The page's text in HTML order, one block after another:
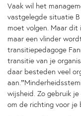
Vaak wil het
vastgelegde situatie
moet volgen. Maar dit
maar een vlinder
transitiepedagoge
transitie van je
daar besteden veel
wijsheid. Zo gebruik
om de richting voor je